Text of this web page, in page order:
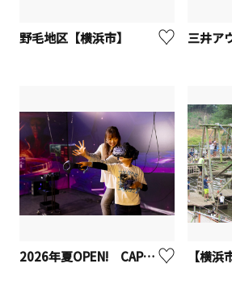
野毛地区【横浜市】
2026年夏OPEN! CAPCOMIX みなとみらい店【横浜市】